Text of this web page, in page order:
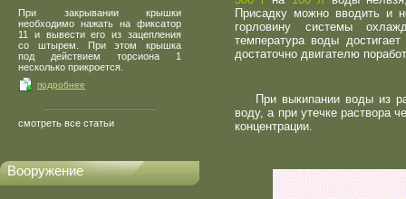
При закрывании крышки
необходимо нажать на фиксатор
11 и вывести его из зацепления
со штырем. При этом крышка
под действием торсиона 1
несколько прикроется.
подробнее
смотреть все статьи
Вооружение
Присадку можно вводить и
горловину системы
температура воды достигает
достаточно двигателю
При выкипании воды из
воду, а при утечке раствора
концентрации.